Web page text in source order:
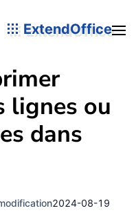
ExtendOffice
lignes ou
dans
2024-08-19